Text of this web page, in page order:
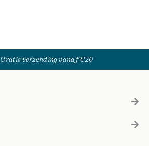
Gratis verzending vanaf €20